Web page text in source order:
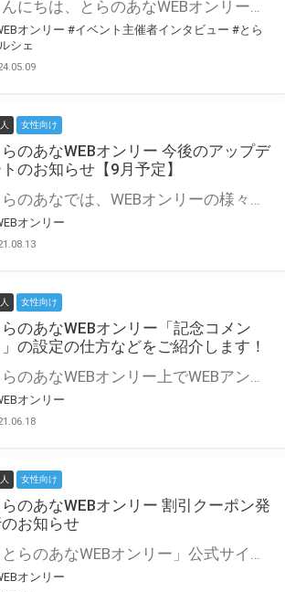
こんにちは、とらのあなWEBオンリー運営スタッフです。 新たにお届けする、イベント主催者インタビュー-マルシェ編-は、 とらのあなWEBオンリー「マルシェ」をご利用した主催様に 「マルシェ」を使って開催した感想や心がけをお聞きする企画です。 今回は、WEBオンリー開催7回目迎えた「マレシルプラン – Online7 –」より、 主催の玉川うた様にお話を伺いました。 ▼マレシルプランのインタビュー前回記事 「イベント主催者インタビュー vol.6」はこちら 協力：玉川うた様（マレシルプラン実行委員会 代表）／イベント公式Twitter（@mallesil_plan） とらのあなWEBオンリー「マルシェ」とは？ WEBオンリーでリアルタイムでコミュニケーションがとれるオンライン会場です。
オンリー #イベント主催者インタビュー #とら
シェ
女性向け
らのあなWEBオンリー 今後のアップデ
のお知らせ【9月予定】
とらのあなでは、WEBオンリーの様々な支援を実施しています。 今回は2021年9月に実装を予定しているアップデート情報についてご紹介いたします。 とらのあなWEBオンリーサイトはこちら
オンリー
女性向け
らのあなWEBオンリー「記念コメン
」の設定の仕方などをご紹介します！
とらのあなWEBオンリー上でWEBアンソロジーが作成できる「記念コメント」について、その使い方や作成手順を解説します！ 支援タイプを「サークル参加型」「サークル参加型・マルシェ(イベント会場)機能付き」でお申し込みいただいている主催者様はぜひご活用ください♪ とらのあなWEBオンリーサイトはこちら
オンリー
女性向け
らのあなWEBオンリー 割引クーポン発
お知らせ
「とらのあなWEBオンリー」公式サイトでとらのあな通販の「割引クーポン」を配布中！ イベントごとに開催当日限定で使える割引クーポンのシリアルコードを発行します。 とらのあなWEBオンリーのページをチェックして、イベント当日にお得にお買い物を楽しみましょう♪ ※本キャンペーンは予告なく終了する場合がございます。 とらのあなWEBオンリーサイトはこちら
オンリー